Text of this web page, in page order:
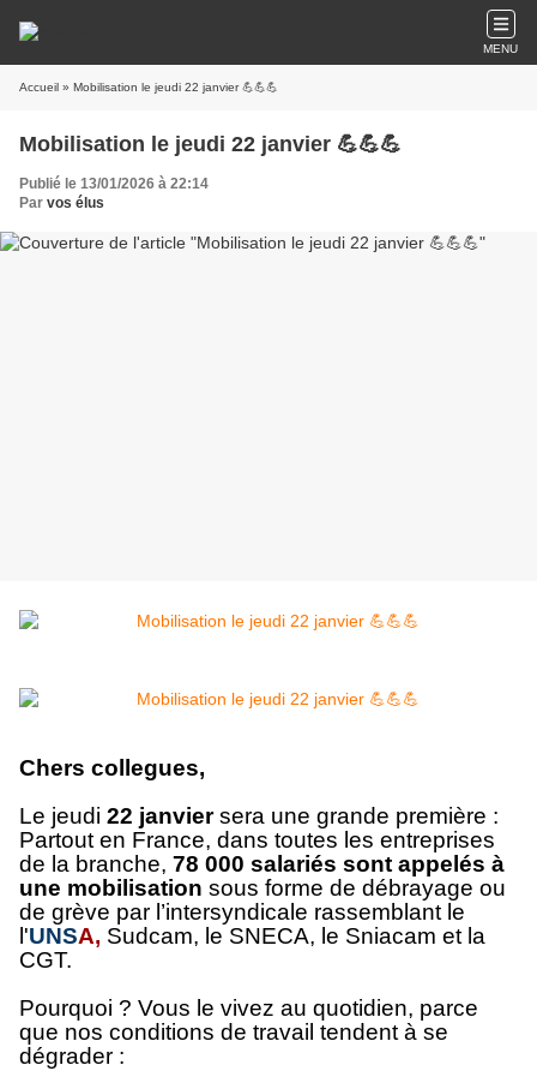
MENU
Accueil » Mobilisation le jeudi 22 janvier 💪💪💪
Mobilisation le jeudi 22 janvier 💪💪💪
Publié le 13/01/2026 à 22:14
Par vos élus
Chers collegues,
Le jeudi 22 janviersera une grande première :
Partout en France, dans toutes les entreprises
de la branche, 78 000 salariés sont appelés à
une mobilisation sous forme de débrayage ou
de grève par l’intersyndicale rassemblant le
l'UNSA, Sudcam, le SNECA, le Sniacam et la
CGT.
Pourquoi ? Vous le vivez au quotidien, parce
que nos conditions de travail tendent à se
dégrader :